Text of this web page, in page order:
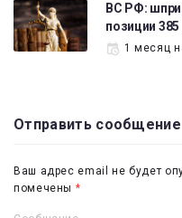
ВС РФ:
позиции
1 месяц
Отправить сообщение
Ваш адрес email не будет
помечены *